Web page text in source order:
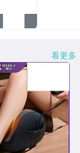
看更多